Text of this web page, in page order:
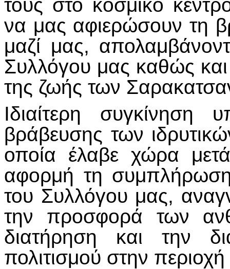
τους στο κοσμικό
να μας αφιερώσουν τη
μαζί μας,
Συλλόγου μας καθώς
της ζωής των
Ιδιαίτερη
βράβευσης των
οποία έλαβε χώρα
αφορμή τη
του Συλλόγου μας,
την προσφορά των
διατήρηση και την
πολιτισμού στην